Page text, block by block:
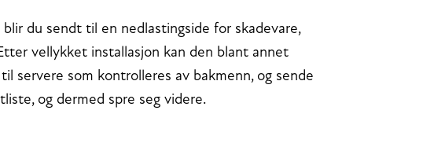
du sendt til en nedlastingside for skadevare,
vellykket installasjon kan den blant annet
servere som kontrolleres av bakmenn, og sende
og dermed spre seg videre.